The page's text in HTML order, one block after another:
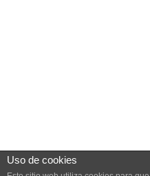
Uso de cookies